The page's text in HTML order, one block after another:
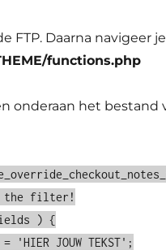
FTP. Daarna navigeer
functions.php
onderaan het bestand
the filter!
) {
JOUW TEKST';